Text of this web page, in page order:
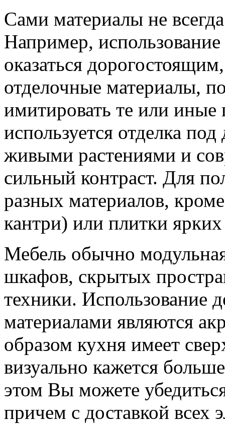
Сами материалы не
Например,
оказаться
отделочные материалы,
имитировать те или иные
используется отделка
живыми растениями и
сильный контраст. Для
разных материалов,
кантри) или плитки ярких
Мебель обычно
шкафов, скрытых
техники. Использование
материалами являются
образом кухня имеет
визуально кажется
этом Вы можете
причем с доставкой всех